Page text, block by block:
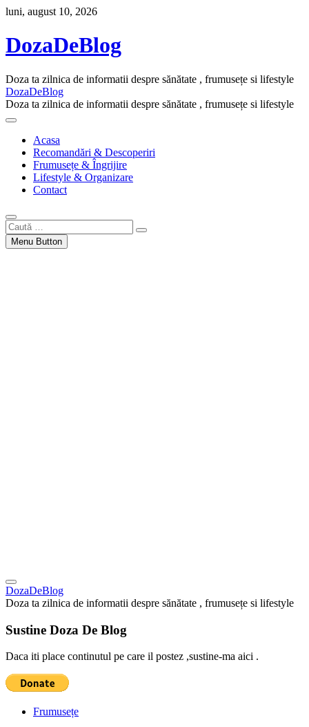
Skip
content
luni, august 10, 2026
DozaDeBlog
Doza ta zilnica de informatii despre sănătate , frumusețe si lifestyle
DozaDeBlog
Doza ta zilnica de informatii despre sănătate , frumusețe si lifestyle
Acasa
Recomandări & Descoperiri
Frumusețe & Îngrijire
Lifestyle & Organizare
Contact
Caută
…Menu Button
DozaDeBlog
Doza ta zilnica de informatii despre sănătate , frumusețe si lifestyle
Sustine Doza De Blog
Daca iti place continutul pe care il postez ,sustine-ma aici .
Frumusețe